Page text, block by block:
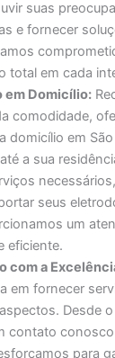
suas
e fornecer
total em cada
Domicílio:
comodidade,
domicílio em
a sua
seus
um
eficiente.
com a
em fornecer
Desde
contato
para